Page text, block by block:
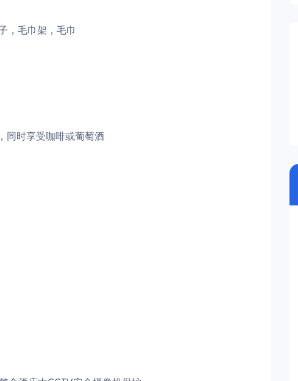
，毛巾架，毛巾
同时享受咖啡或葡萄酒